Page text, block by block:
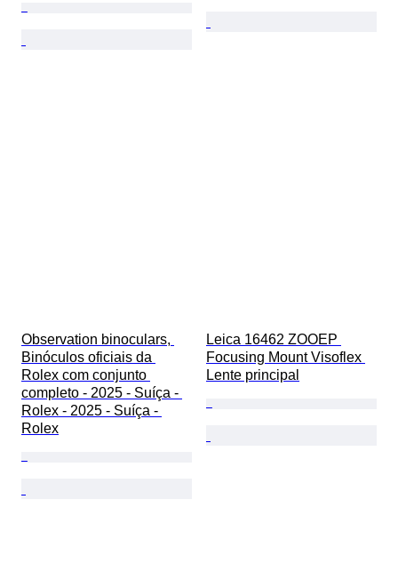
Observation binoculars,
Binóculos oficiais da
Rolex com conjunto
completo - 2025 - Suíça -
Rolex - 2025 - Suíça -
Rolex
Leica 16462 ZOOEP
Focusing Mount Visoflex
Lente principal